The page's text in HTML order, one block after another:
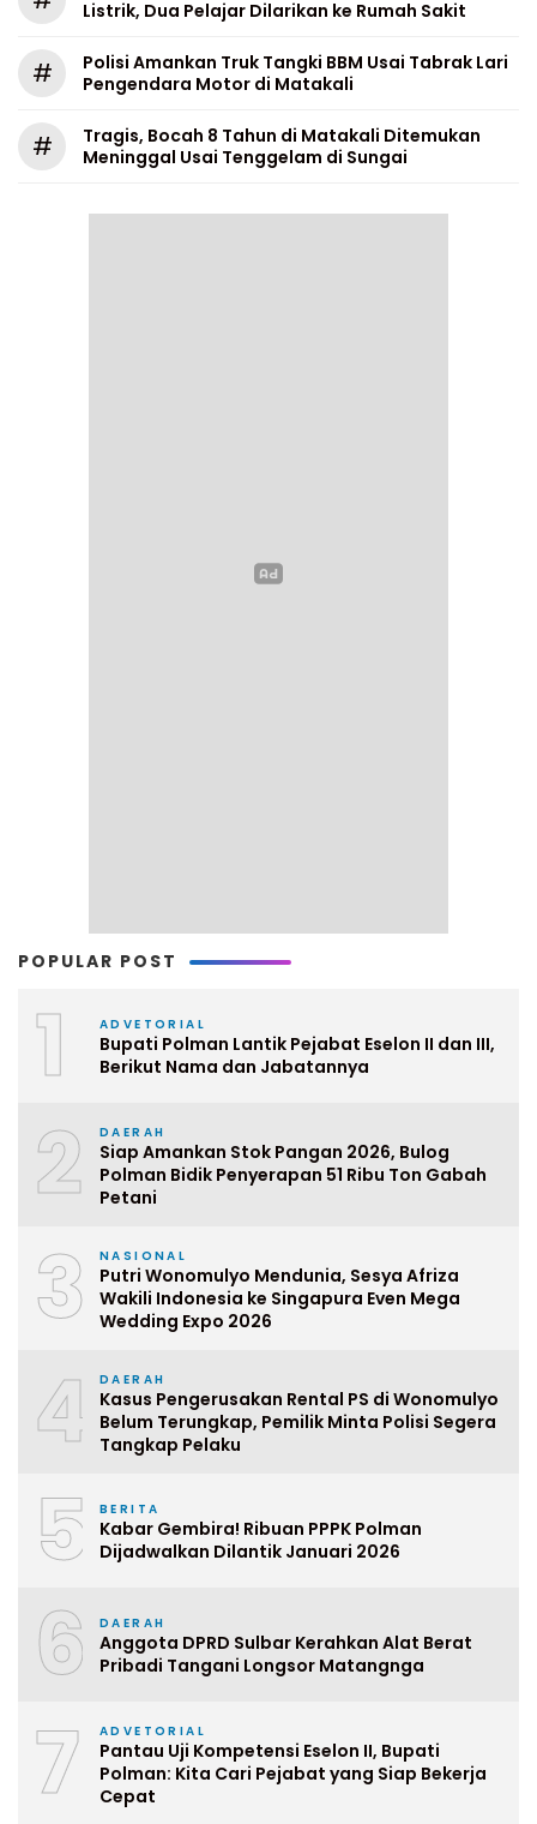
Listrik, Dua Pelajar Dilarikan ke Rumah Sakit
#
Polisi Amankan Truk Tangki BBM Usai Tabrak Lari
Pengendara Motor di Matakali
#
Tragis, Bocah 8 Tahun di Matakali Ditemukan
Meninggal Usai Tenggelam di Sungai
POPULAR POST
1 ADVETORIAL
Bupati Polman Lantik Pejabat Eselon II dan III,
Berikut Nama dan Jabatannya
2 DAERAH
Siap Amankan Stok Pangan 2026, Bulog
Polman Bidik Penyerapan 51 Ribu Ton Gabah
Petani
3 NASIONAL
Putri Wonomulyo Mendunia, Sesya Afriza
Wakili Indonesia ke Singapura Even Mega
Wedding Expo 2026
4 DAERAH
Kasus Pengerusakan Rental PS di Wonomulyo
Belum Terungkap, Pemilik Minta Polisi Segera
Tangkap Pelaku
5 BERITA
Kabar Gembira! Ribuan PPPK Polman
Dijadwalkan Dilantik Januari 2026
6 DAERAH
Anggota DPRD Sulbar Kerahkan Alat Berat
Pribadi Tangani Longsor Matangnga
7 ADVETORIAL
Pantau Uji Kompetensi Eselon II, Bupati
Polman: Kita Cari Pejabat yang Siap Bekerja
Cepat